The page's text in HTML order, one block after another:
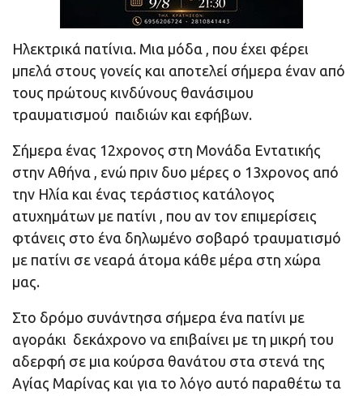
Ηλεκτρικά πατίνια. Μια μόδα , που έχει φέρει
μπελά στους γονείς και αποτελεί σήμερα έναν από
τους πρώτους κινδύνους θανάσιμου
τραυματισμού παιδιών και εφήβων.
Σήμερα ένας 12χρονος στη Μονάδα Εντατικής
στην Αθήνα , ενώ πριν δυο μέρες ο 13χρονος από
την Ηλία και ένας τεράστιος κατάλογος
ατυχημάτων με πατίνι , που αν τον επιμερίσεις
φτάνεις στο ένα δηλωμένο σοβαρό τραυματισμό
με πατίνι σε νεαρά άτομα κάθε μέρα στη χώρα
μας.
Στο δρόμο συνάντησα σήμερα ένα πατίνι με
αγοράκι δεκάχρονο να επιβαίνει με τη μικρή του
αδερφή σε μια κούρσα θανάτου στα στενά της
Αγίας Μαρίνας και για το λόγο αυτό παραθέτω τα